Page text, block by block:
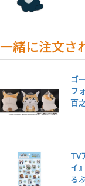
一緒に注文さ
ゴ
フ
百
TV
イ
る